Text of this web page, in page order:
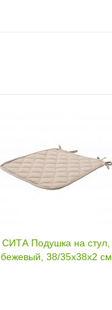
СИТА Подушка на стул,
бежевый, 38/35x38x2 см